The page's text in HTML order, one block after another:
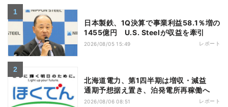
日本製鉄、1Q決算で事業利益58.1％増の
1455億円 U.S. Steelが収益を牽引
2026/08/05 15:49 レポート
北海道電力、第1四半期は増収・減益
通期予想据え置き、泊発電所再稼働へ
2026/08/06 08:51 レポート